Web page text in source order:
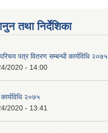
तथा निर्देशिका
पत्र वितरण सम्बन्धी कार्यविधि २०७५
2020 - 14:00
२०७५
2020 - 13:41